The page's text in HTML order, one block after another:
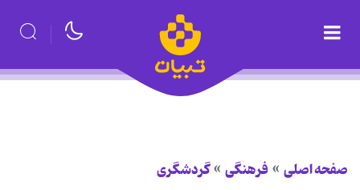
صفحه اصلی فرهنگی گردشگری